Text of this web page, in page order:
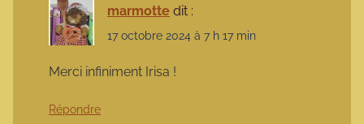
marmotte dit :
17 octobre 2024 à 7 h 17 min
Merci infiniment Irisa !
Répondre